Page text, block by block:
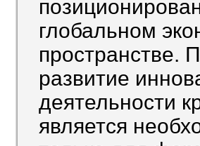
глобальном
пространстве.
развитие
деятельности
является